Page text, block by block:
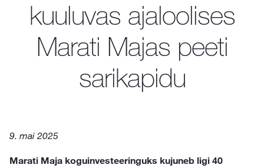
kuuluvas ajaloolises
Marati Majas peeti
sarikapidu
9. mai 2025
Marati Maja koguinvesteeringuks kujuneb ligi 40